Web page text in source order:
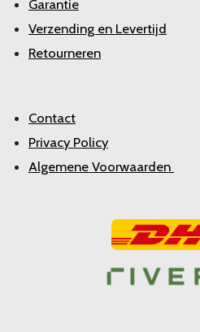
Garantie
Verzending en Levertijd
Retourneren
Contact
Privacy Policy
Algemene Voorwaarden